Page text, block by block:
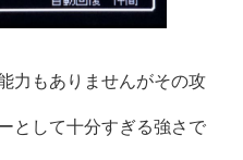
力もありませんがその攻
として十分すぎる強さで